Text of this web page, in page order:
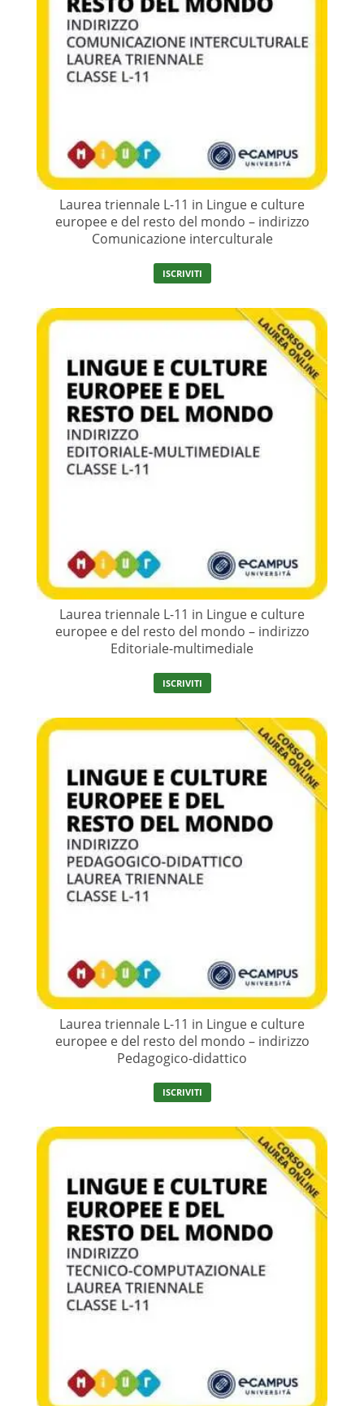
Laurea triennale L-11 in Lingue e culture
europee e del resto del mondo – indirizzo
Comunicazione interculturale
ISCRIVITI
Laurea triennale L-11 in Lingue e culture
europee e del resto del mondo – indirizzo
Editoriale-multimediale
ISCRIVITI
Laurea triennale L-11 in Lingue e culture
europee e del resto del mondo – indirizzo
Pedagogico-didattico
ISCRIVITI